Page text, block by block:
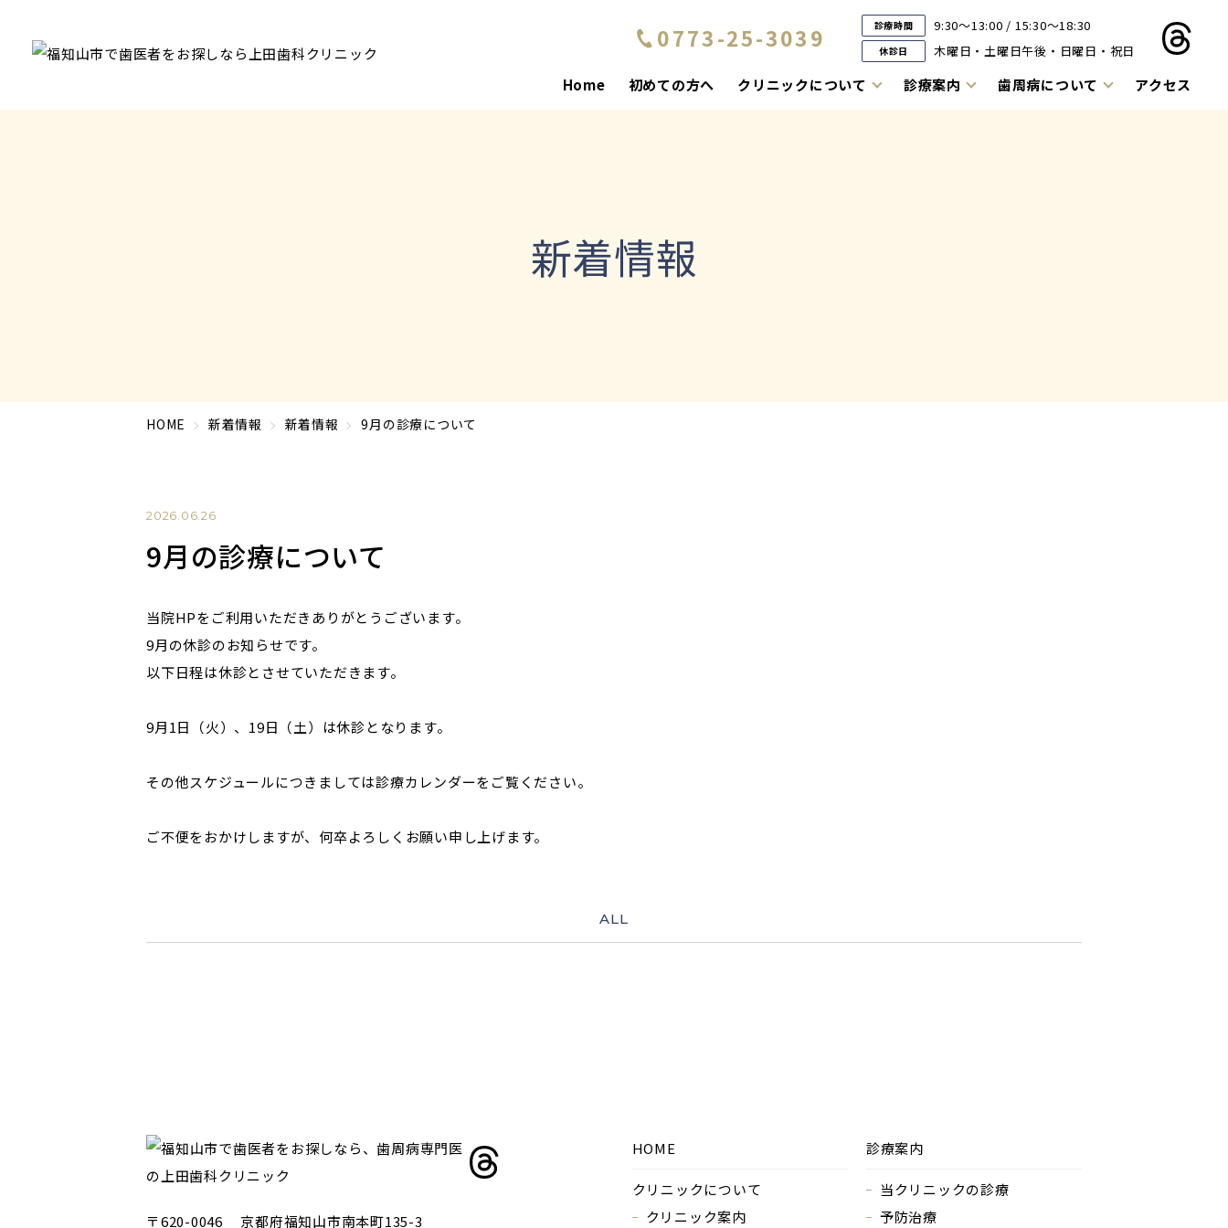
0773-25-3039 診療時間 9:30～13:00 / 15:30～18:30
休診日 木曜日・土曜日午後・日曜日・祝日
Home 初めての方へ クリニックについて 診療案内 歯周病について アクセス
新着情報
HOME 新着情報 新着情報 9月の診療について
2026.06.26
9月の診療について
当院HPをご利用いただきありがとうございます。
9月の休診のお知らせです。
以下日程は休診とさせていただきます。
9月1日（火）、19日（土）は休診となります。
その他スケジュールにつきましては診療カレンダーをご覧ください。
ご不便をおかけしますが、何卒よろしくお願い申し上げます。
ALL
〒620-0046 京都府福知山市南本町135-3
HOME
クリニックについて
クリニック案内
診療案内
当クリニックの診療
予防治療